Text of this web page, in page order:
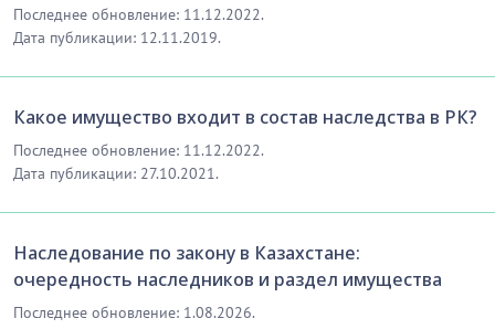
Последнее обновление: 11.12.2022.
Дата публикации: 12.11.2019.
Какое имущество входит в состав наследства в РК?
Последнее обновление: 11.12.2022.
Дата публикации: 27.10.2021.
Наследование по закону в Казахстане:
очередность наследников и раздел имущества
Последнее обновление: 1.08.2026.